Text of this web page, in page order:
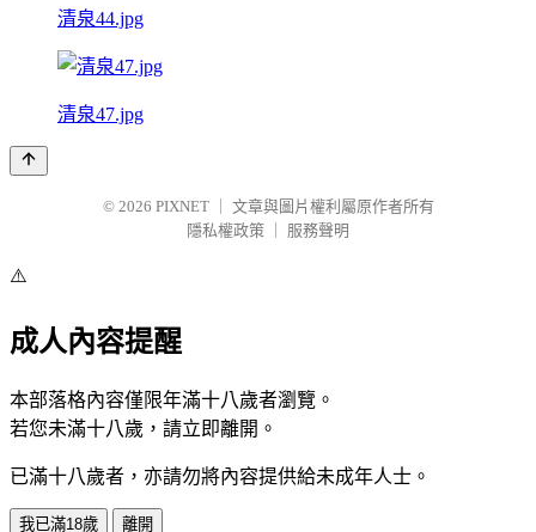
清泉44.jpg
清泉47.jpg
© 2026 PIXNET
文章與圖片權利屬原作者所有
隱私權政策
服務聲明
⚠️
成人內容提醒
本部落格內容僅限年滿十八歲者瀏覽。
若您未滿十八歲，請立即離開。
已滿十八歲者，亦請勿將內容提供給未成年人士。
我已滿18歲 離開